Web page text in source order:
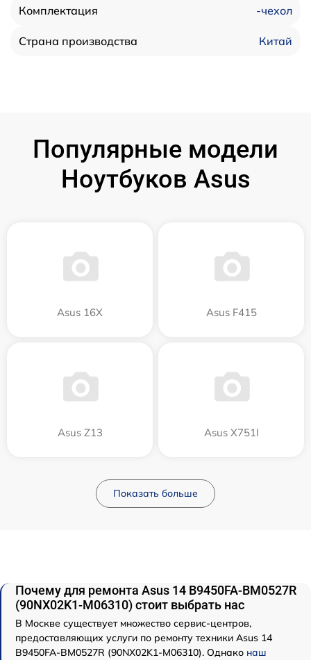
Комплектация -чехол
Страна производства Китай
Популярные модели
Ноутбуков Asus
Asus 16X Asus F415
Asus Z13 Asus X751l
Показать больше
Почему для ремонта Asus 14 B9450FA-BM0527R
(90NX02K1-M06310) стоит выбрать нас
В Москве существует множество сервис-центров,
предоставляющих услуги по ремонту техники Asus 14
B9450FA-BM0527R (90NX02K1-M06310). Однако наш